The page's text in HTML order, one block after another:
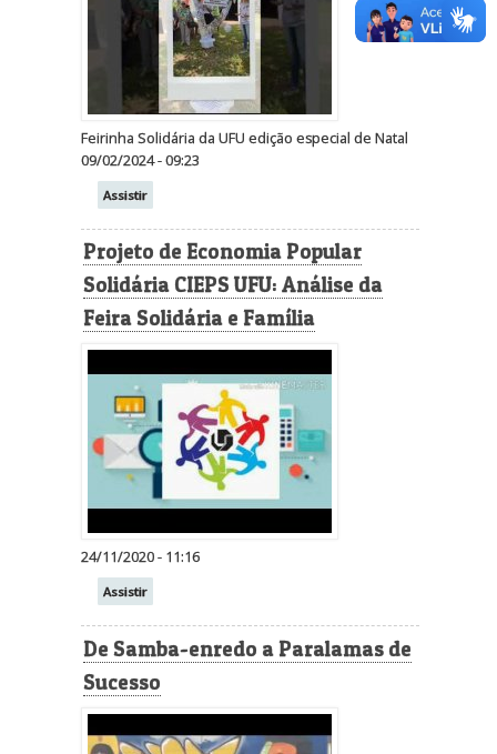
Feirinha Solidária da UFU edição especial de Natal
09/02/2024 - 09:23
Assistir
Projeto de Economia Popular
Solidária CIEPS UFU: Análise da
Feira Solidária e Família
24/11/2020 - 11:16
Assistir
De Samba-enredo a Paralamas de
Sucesso